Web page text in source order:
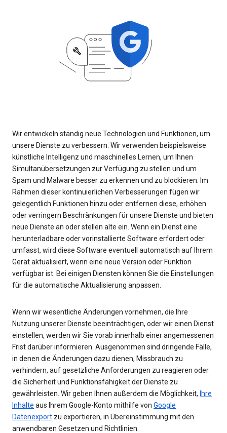
Wir entwickeln ständig neue Technologien und Funktionen, um
unsere Dienste zu verbessern. Wir verwenden beispielsweise
künstliche Intelligenz und maschinelles Lernen, um Ihnen
Simultanübersetzungen zur Verfügung zu stellen und um
Spam und Malware besser zu erkennen und zu blockieren. Im
Rahmen dieser kontinuierlichen Verbesserungen fügen wir
gelegentlich Funktionen hinzu oder entfernen diese, erhöhen
oder verringern Beschränkungen für unsere Dienste und bieten
neue Dienste an oder stellen alte ein. Wenn ein Dienst eine
herunterladbare oder vorinstallierte Software erfordert oder
umfasst, wird diese Software eventuell automatisch auf Ihrem
Gerät aktualisiert, wenn eine neue Version oder Funktion
verfügbar ist. Bei einigen Diensten können Sie die Einstellungen
für die automatische Aktualisierung anpassen.
Wenn wir wesentliche Änderungen vornehmen, die Ihre
Nutzung unserer Dienste beeinträchtigen, oder wir einen Dienst
einstellen, werden wir Sie vorab innerhalb einer angemessenen
Frist darüber informieren. Ausgenommen sind dringende Fälle,
in denen die Änderungen dazu dienen, Missbrauch zu
verhindern, auf gesetzliche Anforderungen zu reagieren oder
die Sicherheit und Funktionsfähigkeit der Dienste zu
gewährleisten. Wir geben Ihnen außerdem die Möglichkeit, Ihre
Inhalte aus Ihrem Google-Konto mithilfe von Google
Datenexport zu exportieren, in Übereinstimmung mit den
anwendbaren Gesetzen und Richtlinien.